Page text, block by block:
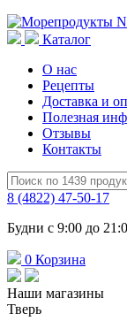
Каталог
О нас
Рецепты
Доставка и
Полезная
Отзывы
Контакты
8 (4822) 47-50-17
Будни с 9:00 до
0 Корзина
Наши магазины
Тверь